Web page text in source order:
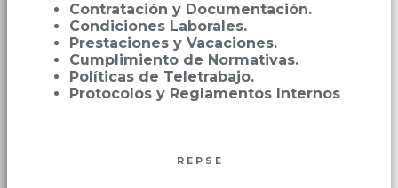
Contratación y Documentación.
Condiciones Laborales.
Prestaciones y Vacaciones.
Cumplimiento de Normativas.
Políticas de Teletrabajo.
Protocolos y Reglamentos Internos
R E P S E